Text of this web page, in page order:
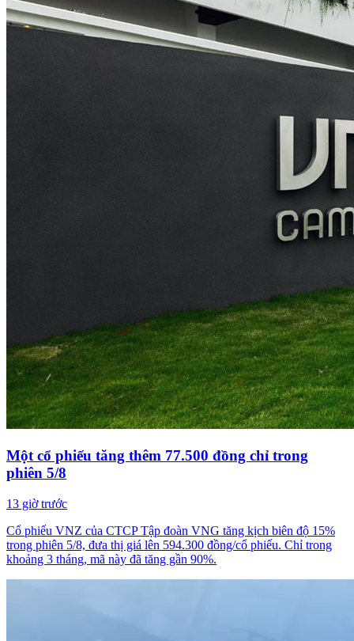
Một cổ phiếu tăng thêm 77.500 đồng chỉ trong
phiên 5/8
13 giờ trước
Cổ phiếu VNZ của CTCP Tập đoàn VNG tăng kịch biên độ 15%
trong phiên 5/8, đưa thị giá lên 594.300 đồng/cổ phiếu. Chỉ trong
khoảng 3 tháng, mã này đã tăng gần 90%.